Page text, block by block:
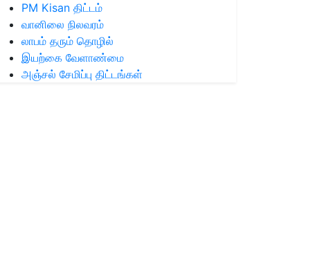
PM Kisan திட்டம்
வானிலை நிலவரம்
லாபம் தரும் தொழில்
இயற்கை வேளாண்மை
அஞ்சல் சேமிப்பு திட்டங்கள்